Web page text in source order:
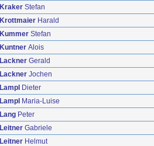
Kraker Stefan
Krottmaier Harald
Kummer Stefan
Kuntner Alois
Lackner Gerald
Lackner Jochen
Lampl Dieter
Lampl Maria-Luise
Lang Peter
Leitner Gabriele
Leitner Helmut